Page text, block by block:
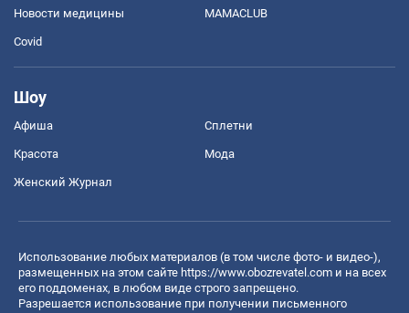
Новости медицины MAMACLUB
Covid
Шоу
Афиша Сплетни
Красота Мода
Женский Журнал
Использование любых материалов (в том числе фото- и видео-),
размещенных на этом сайте https://www.obozrevatel.com и на всех
его поддоменах, в любом виде строго запрещено.
Разрешается использование при получении письменного